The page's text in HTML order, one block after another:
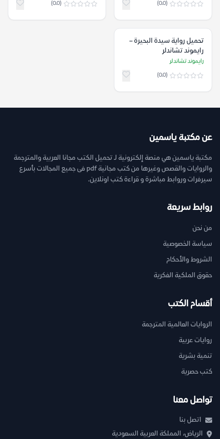
(0.0)
(0.0)
تحميل رواية سيدة البحيرة –
رايموند تشاندلر
رايموند تشاندلر
(0.0)
عن مكتبة ياسمين
مكتبة ياسمين هي منصة إلكترونية لـ تحميل الكتب مجانا العربية والمترجمة
والروايات والقصص وغيرها من كتب مجانية pdf فى جميع المجالات بأسرع
سيرفرات وروابط مباشرة و قراءة كتب اونلاين.
روابط سريعة
من نحن
سياسة الخصوصية
الشروط والأحكام
حقوق الملكية الفكرية
أقسام الكتب
الروايات العالمية المترجمة
روايات عربية
تنمية بشرية
كتب حصرية
تواصل معنا
اتصل بنا
الرياض، المملكة العربية السعودية